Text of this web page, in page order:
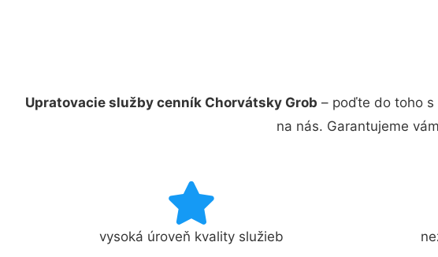
Upratovacie služby cenník Chorvátsky Grob – poďte do toho s
na nás. Garantujeme
vysoká úroveň kvality služieb